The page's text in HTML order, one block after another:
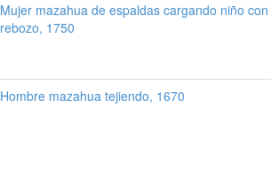
Mujer mazahua de espaldas cargando niño con
rebozo, 1750
Hombre mazahua tejiendo, 1670